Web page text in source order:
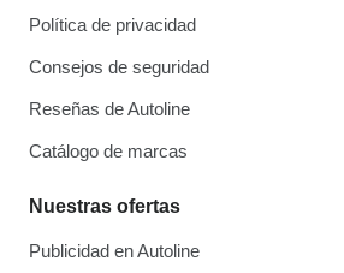
Política de privacidad
Consejos de seguridad
Reseñas de Autoline
Catálogo de marcas
Nuestras ofertas
Publicidad en Autoline